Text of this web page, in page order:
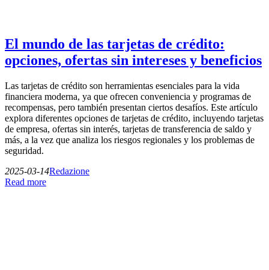
El mundo de las tarjetas de crédito:
opciones, ofertas sin intereses y beneficios
Las tarjetas de crédito son herramientas esenciales para la vida
financiera moderna, ya que ofrecen conveniencia y programas de
recompensas, pero también presentan ciertos desafíos. Este artículo
explora diferentes opciones de tarjetas de crédito, incluyendo tarjetas
de empresa, ofertas sin interés, tarjetas de transferencia de saldo y
más, a la vez que analiza los riesgos regionales y los problemas de
seguridad.
2025-03-14Redazione
Read more